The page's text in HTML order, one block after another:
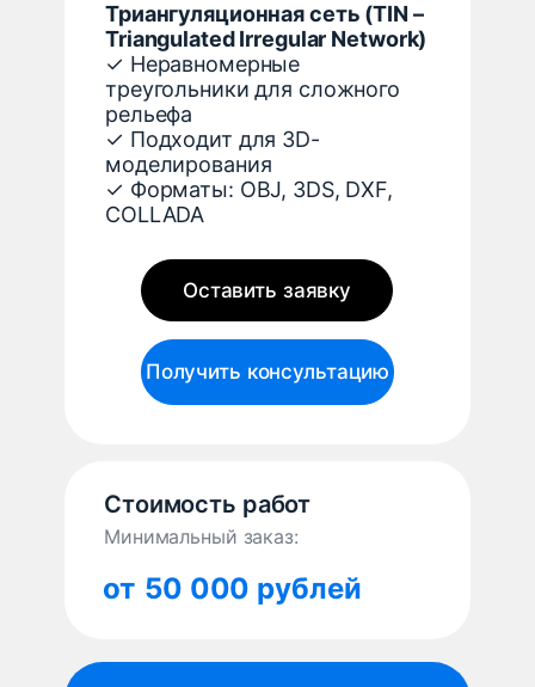
Стоимость работ
Минимальный заказ:
от 50 000 рублей
Триангуляционная сеть (TIN –
Triangulated Irregular Network)
✓ Неравномерные
треугольники для сложного
рельефа
✓ Подходит для 3D-
моделирования
✓ Форматы: OBJ, 3DS, DXF,
COLLADA
Получить консультацию
Оставить заявку